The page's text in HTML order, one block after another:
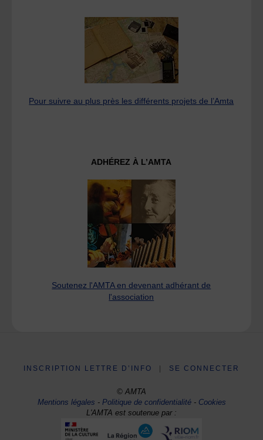
Pour suivre au plus près les différents projets de l’Amta
ADHÉREZ À L’AMTA
Soutenez l'AMTA en devenant adhérant de
l'association
INSCRIPTION LETTRE D’INFO SE CONNECTER
© AMTA
Mentions légales -Politique de confidentialité- Cookies
L'AMTA est soutenue par :